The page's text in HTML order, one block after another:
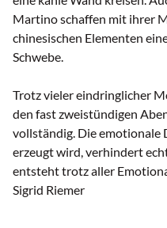
Martino schaffen mit ihrer
chinesischen Elementen
Schwebe.
Trotz vieler eindringlicher
den fast zweistündigen
vollständig. Die emotionale
erzeugt wird, verhindert
entsteht trotz aller
Sigrid Riemer